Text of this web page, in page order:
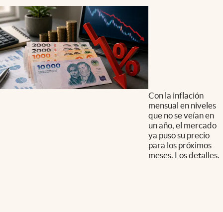
Con la inflación
mensual en niveles
que no se veían en
un año, el mercado
ya puso su precio
para los próximos
meses. Los detalles.